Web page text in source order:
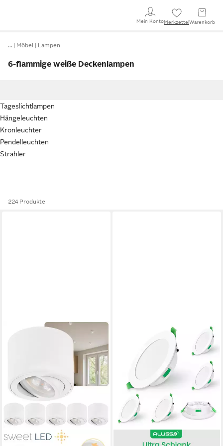
Mein KontoMerkzettel Warenkorb
… Möbel Lampen
6-flammige weiße Deckenlampen
Tageslichtlampen
Hängeleuchten
Kronleuchter
Pendelleuchten
Strahler
224 Produkte